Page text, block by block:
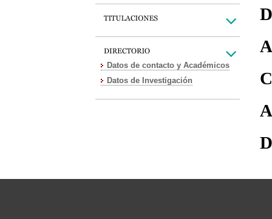
Datos de contacto y Académicos
Datos de Investigación